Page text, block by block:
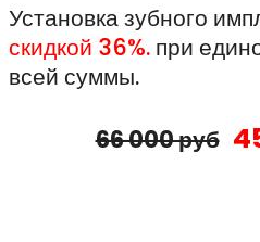
Установка зубного
скидкой 36%. при
всей суммы.
66 000 руб